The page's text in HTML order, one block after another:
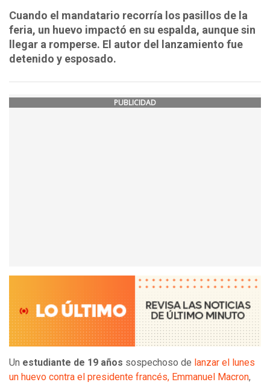
Cuando el mandatario recorría los pasillos de la
feria, un huevo impactó en su espalda, aunque sin
llegar a romperse. El autor del lanzamiento fue
detenido y esposado.
PUBLICIDAD
Un estudiante de 19 años sospechoso de lanzar el lunes
un huevo contra el presidente francés, Emmanuel Macron,